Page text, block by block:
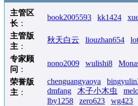
主管区
长 ：
book2005593 kk1424
主管版
主 ：
秋天白云 liouzhan654
专家顾
问 ：
nono2009 wulishi8
荣誉版
主 ：
chenguangyaoya
dmfang
木子小木虫
lby1258
zero623 wg423